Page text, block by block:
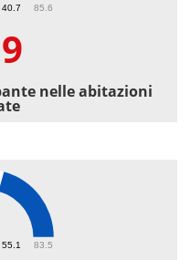
40.7 85.6
nelle abitazioni
83.5